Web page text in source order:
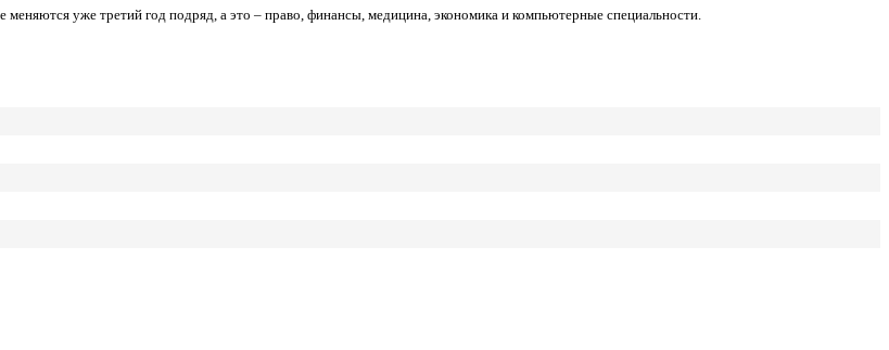
уже третий год подряд, а это – право, финансы, медицина, экономика и компьютерные специальности.